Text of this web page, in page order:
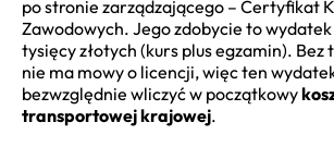
po stronie zarządzającego – Certyfikat
Zawodowych. Jego zdobycie to
tysięcy złotych (kurs plus egzamin).
nie ma mowy o licencji, więc ten
bezwzględnie wliczyć w początkowy
transportowej krajowej.